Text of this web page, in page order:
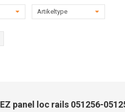
Artikeltype
EZ panel loc rails 051256-